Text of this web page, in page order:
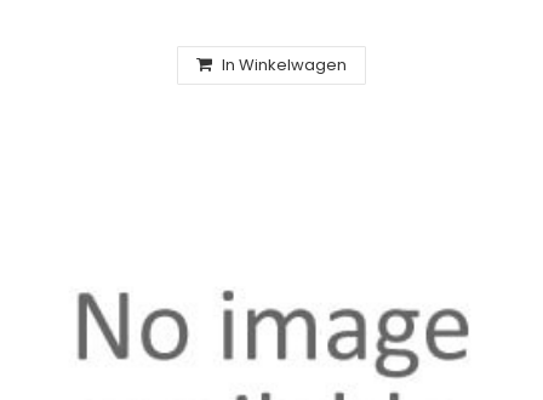
In Winkelwagen